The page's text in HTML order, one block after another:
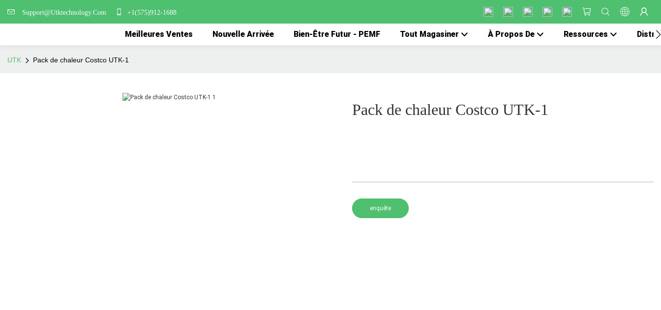
Support@Utktechnology.Com +1(575)912-1688
Meilleures Ventes Nouvelle Arrivée Bien-Être Futur - PEMF Tout Magasiner À Propos De Ressources
UTK Pack de chaleur Costco UTK-1
Pack de chaleur Costco UTK-1
enquête